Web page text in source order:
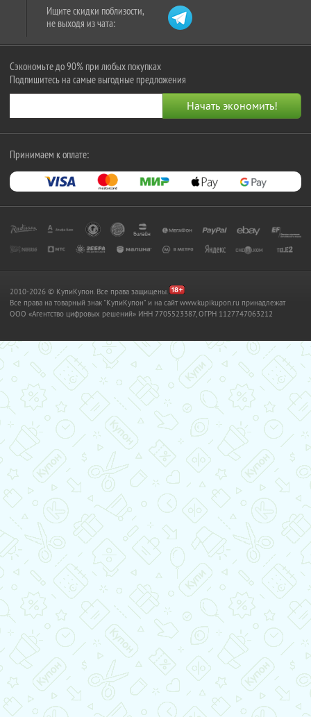
Ищите скидки поблизости,
не выходя из чата:
Сэкономьте до 90% при любых покупках
Подпишитесь на самые выгодные предложения
Принимаем к оплате:
2010-2026 © КупиКупон. Все права защищены.
Все права на товарный знак "КупиКупон" и на сайт www.kupikupon.ru принадлежат
OOO «Агентство цифровых решений» ИНН 7705523387, ОГРН 1127747063212